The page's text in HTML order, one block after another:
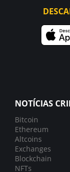
NOTÍCIAS
Bitcoin
Ethereum
Altcoins
Exchanges
Blockchain
NFTs